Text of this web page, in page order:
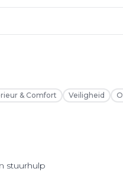
& Comfort Veiligheid
stuurhulp